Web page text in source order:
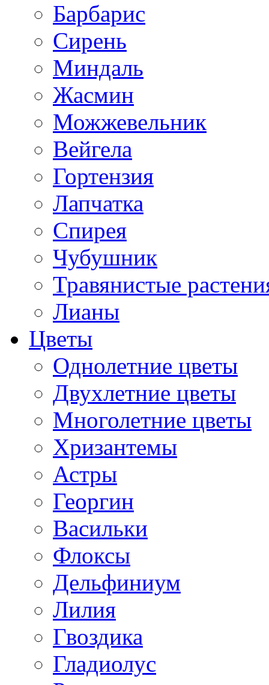
Барбарис
Сирень
Миндаль
Жасмин
Можжевельник
Вейгела
Гортензия
Лапчатка
Спирея
Чубушник
Травянистые
Лианы
Цветы
Однолетние цветы
Двухлетние цветы
Многолетние цветы
Хризантемы
Астры
Георгин
Васильки
Флоксы
Дельфиниум
Лилия
Гвоздика
Гладиолус